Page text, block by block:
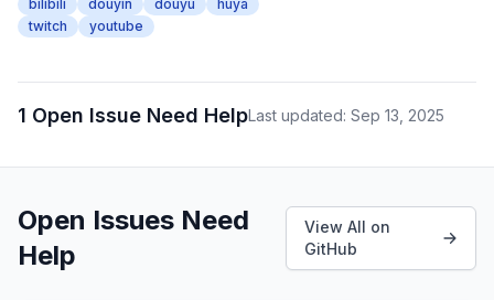
bilibili douyin douyu
huya
twitch
youtube
1 Open Issue Need HelpLast updated: Sep 13, 2025
Open Issues Need
Help
View All on
GitHub